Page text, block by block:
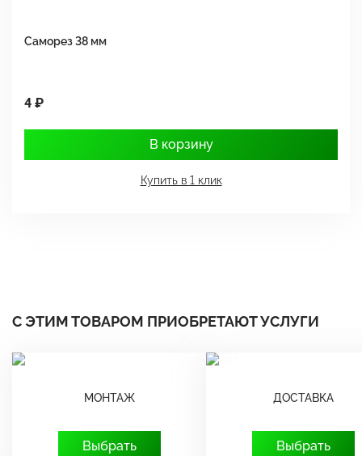
Саморез 38 мм
4 ₽
В корзину
Купить в 1 клик
С ЭТИМ ТОВАРОМ ПРИОБРЕТАЮТ УСЛУГИ
МОНТАЖ
Выбрать
ДОСТАВКА
Выбрать